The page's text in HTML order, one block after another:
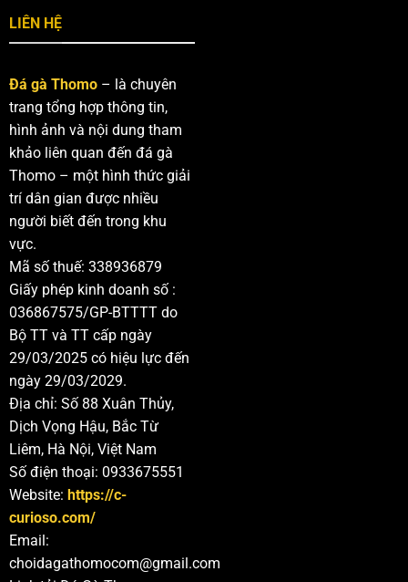
LIÊN HỆ
Đá gà Thomo– là chuyên
trang tổng hợp thông tin,
hình ảnh và nội dung tham
khảo liên quan đến đá gà
Thomo – một hình thức giải
trí dân gian được nhiều
người biết đến trong khu
vực.
Mã số thuế: 338936879
Giấy phép kinh doanh số :
036867575/GP-BTTTT do
Bộ TT và TT cấp ngày
29/03/2025 có hiệu lực đến
ngày 29/03/2029.
Địa chỉ: Số 88 Xuân Thủy,
Dịch Vọng Hậu, Bắc Từ
Liêm, Hà Nội, Việt Nam
Số điện thoại: 0933675551
Website: https://c-
curioso.com/
Email:
choidagathomocom@gmail.com